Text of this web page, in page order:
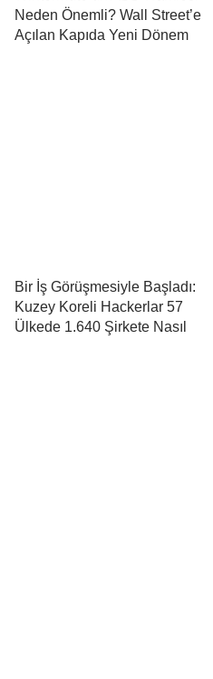
Neden Önemli? Wall Street’e
Açılan Kapıda Yeni Dönem
Bir İş Görüşmesiyle Başladı:
Kuzey Koreli Hackerlar 57
Ülkede 1.640 Şirkete Nasıl